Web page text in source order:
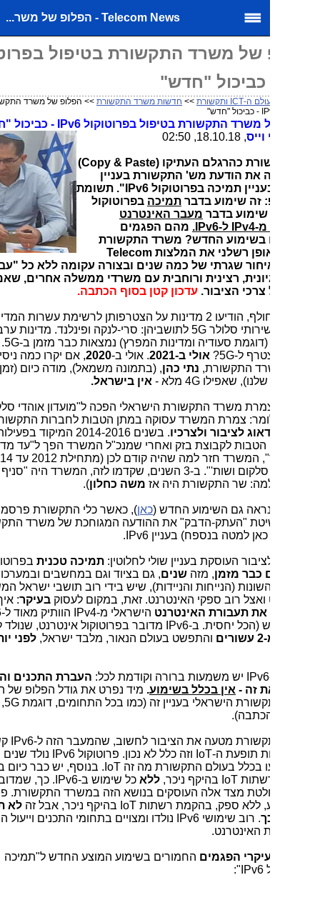
Telecom News - הפלופ של משר...
של משרד התקשורת בטיפול בפרוטוקול
>> חדשות משרד התקשורת>> הפלופ של משרד התקשורת בטיפול
משרד התקשורת בטיפול בפרוטוקולIPv6- כביכול "חדש"
כהרגלם העתיקו (Copy & Paste
)
את הודעת מש' התקשורת בעניין
תמיכה בפרוטוקולIPv6". תשומת
זה שימוע בדברתמיכהבפרוטוקול
שימוע בדברמעבר האינטרנט
IPv6
.מהם הפגמים
בשימוע החדש? משרד התקשורת
רשלני את המלצותTelecom
שגרתי של כמה שנים ובצורה עקומה ללא כל "עבודת
רצינית ורוחבית עם משרדי ממשלה אחרים, שאמורה
צרכי הציבור.עדכון קטן בסוף הכתבה.
בשבוע החולף, הודיעו 2 מדינות על הצטרפותן לרשימת עשרות המדינות שכבר
סלולר5G לתושביהן: סרי-לנקה ופינלנד. מדינות ערב
(דוגמת סעודיה ומדינות המפרץ) נמצאות כבר מזמן ב-5G . מתי
5? אולי ב-2021 . אולי ב-2020, אם יקרו כמה ניסים. גם
התקשורת,נתי כהן, (בתמונה משמאל), מודה כיום (זמן רב אחרי
שאפילוG4 מלא - אין בישראל.
משרד התקשורת הישראלי הפכה ל"מועדון אוהדי סלקום
צמרת המשרד עסוקה במתן הטבות לחברות התקשורת,
לציבור ולצרכיו
. בשנים 2014-2016 המיקוד בפעילות המשרד
הטבות לקבוצת בזק ואחרי שמנכ"ל המשרד הפך ל"עד מדינה"
ו"התפוטר", המשרד חזר למה שהיה קודם לכן (מתחילת 2012 עד 2014):
"סניף של סלקום ושות'". ב-3 השנים, שקדמו לזה, המשרד היה "סניף של הוט"
שר התקשורת היה אזמשה כחלון).
נראה גם השימוע החדש (כאן), כאשר כלי התקשורת פרסמו ללא כל
"העתק-הדבק" את ההודעה המגוחכת של משרד התקשורת
למטה בנספח) בענייןIPv6
.
העוסקת בעניין שולי לחלוטין:תמיכה טכניתבפרוטוקולIPv6
,
כבר מזמן , מזהשנים , גם בציוד וגם במחשבים ובמערכות
(הנייחות והניידות), שיש בידי רוב תושבי ישראל המשתמשים
ואצל רוב ספקי האינטרנט. זאת, במקום לעסוקבעיקר: איך
את תעבורת האינטרנטהישראלי מ-IPv4הוותיק מאוד ל-IPv6
(הכל יחסית. ב-IPv6מדובר בפרוטוקול אינטרנט, שנולד לפני
והתפשט בעולם הנאור, מלבד ישראל,לפני יותר
יש משמעות ברורה וקודמת לכל:העברת התכנים והפורטלים
אין בכלל בשימוע.מיד נפרט את גודל הפלופ של התנהלות
הישראלי בעניין זה (כמו בכל התחומים, דוגמת5G , שציינו
מטעה את הציבור לחשוב, שהמעבר הזה ל-IPv6קשור
תופעת ה-IoTוזה כלל לא נכון. פרוטוקולIPv6נולד שנים רבות
בכלל בעולם התקשורת מה זהIoT . בנוסף, יש כבר כיום בעולם וגם
בהיקף ניכר,ללאכל שימוש ב-IPv6. כך, שמדובר באי
מצד אלה העוסקים בנושא הזה במשרד התקשורת. פרוטוקול
ללא ספק, בהקמת רשתותIoTבהיקף ניכר, אבל זהלא תנאי
. רוב שימושיIPv6נולדו ומצויים בתחומי התכנים וייעול התעבורה
האינטרנט.
הפגמיםהחמורים בשימוע המוצע החדש ל"תמיכה